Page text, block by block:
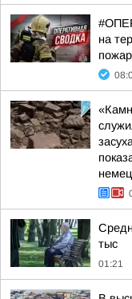
на
тыс
01:21